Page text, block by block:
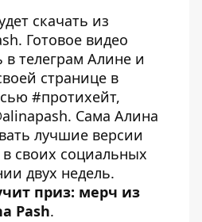
скачать из
. Готовое видео
в телеграм Алине и
странице в
#протихейт,
. Сама Алина
лучшие версии
своих социальных
двух недель.
приз: мерч из
Pash.